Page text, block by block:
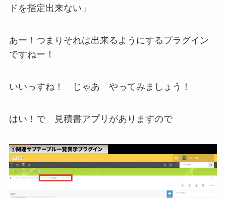
ドを指定出来ない」
あー！つまりそれは出来るようにするプラグイン
ですねー！
いいっすね！ じゃあ やってみましょう！
はい！で 見積書アプリがありますので